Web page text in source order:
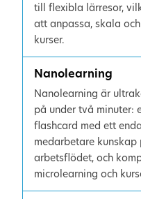
till flexibla lärresor,
att anpassa, skala
kurser.
Nanolearning
Nanolearning är
på under två minuter:
flashcard med ett
medarbetare kunskap
arbetsflödet, och
microlearning och